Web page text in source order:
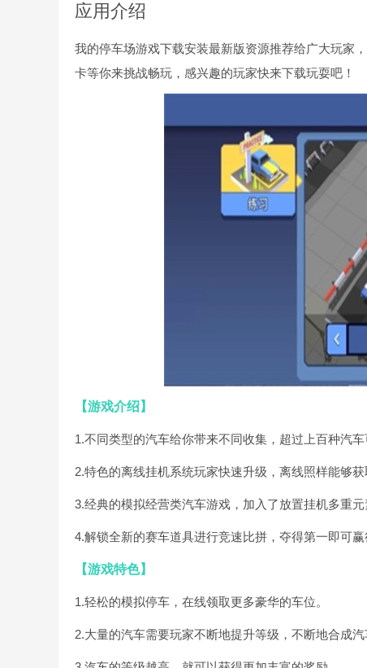
应用介绍
我的停车场游戏下载安装最新版资源推荐给广大玩家
卡等你来挑战畅玩，感兴趣的玩家快来下载玩耍吧！
【游戏介绍】
1.不同类型的汽车给你带来不同收集，超过上百种汽车
2.特色的离线挂机系统玩家快速升级，离线照样能够获
3.经典的模拟经营类汽车游戏，加入了放置挂机多重元
4.解锁全新的赛车道具进行竞速比拼，夺得第一即可赢
【游戏特色】
1.轻松的模拟停车，在线领取更多豪华的车位。
2.大量的汽车需要玩家不断地提升等级，不断地合成汽